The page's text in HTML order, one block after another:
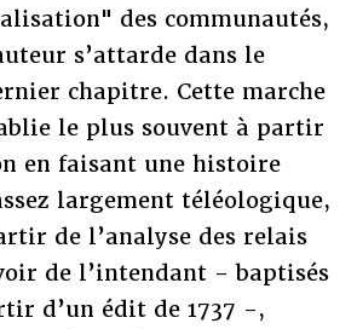
des communautés,
s’attarde dans le
chapitre. Cette marche
le plus souvent à partir
en faisant une histoire
largement téléologique,
de l’analyse des relais
de l’intendant - baptisés
d’un édit de 1737 -,